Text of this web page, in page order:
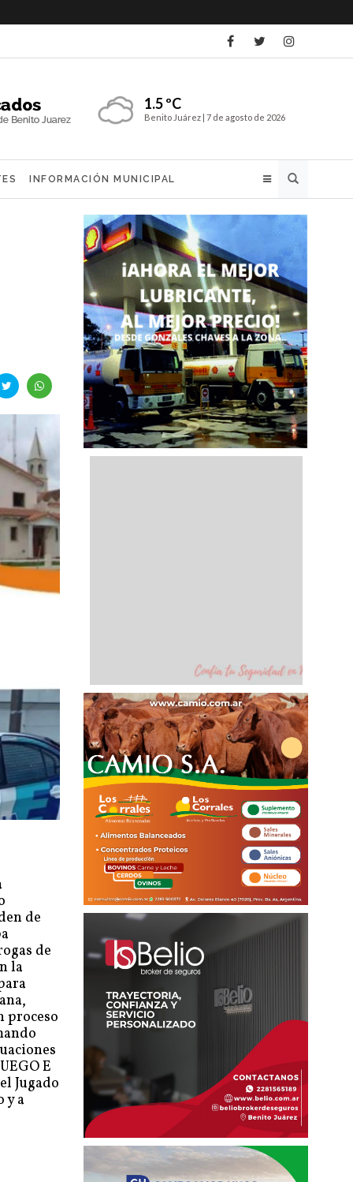
1.5 ºC
Benito Juárez | 7 de agosto de 2026
INFORMACIÓN MUNICIPAL
de
de
la
proceso
E
Jugado
y a